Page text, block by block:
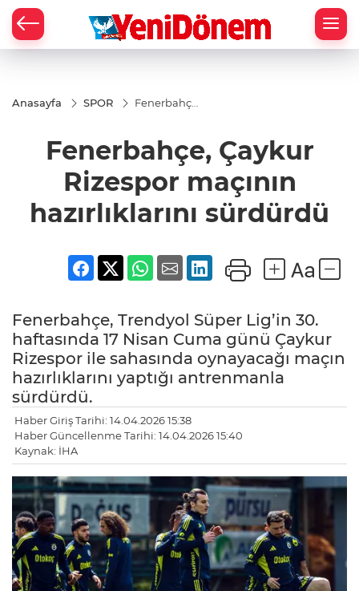
Anasayfa SPOR
Fenerbahçe,
maçının
hazırlıklarını
sürdürdü
Fenerbahçe, Çaykur
Rizespor maçının
hazırlıklarını sürdürdü
Fenerbahçe, Trendyol Süper Lig’in 30.
haftasında 17 Nisan Cuma günü Çaykur
Rizespor ile sahasında oynayacağı maçın
hazırlıklarını yaptığı antrenmanla
sürdürdü.
Haber Giriş Tarihi: 14.04.2026 15:38
Haber Güncellenme Tarihi: 14.04.2026 15:40
Kaynak: İHA